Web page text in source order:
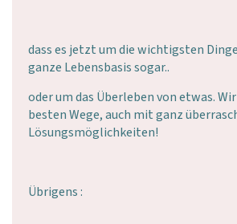
dass es jetzt um die wichtigsten
ganze Lebensbasis sogar..
oder um das Überleben von etwas.
besten Wege, auch mit ganz
Lösungsmöglichkeiten!
Übrigens :